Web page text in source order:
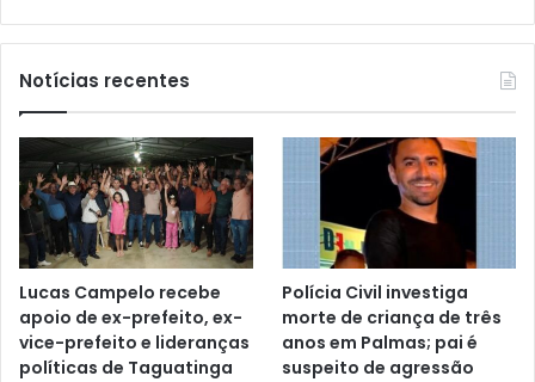
Notícias recentes
Lucas Campelo recebe
apoio de ex-prefeito, ex-
vice-prefeito e lideranças
políticas de Taguatinga
Polícia Civil investiga
morte de criança de três
anos em Palmas; pai é
suspeito de agressão